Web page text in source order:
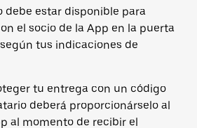
debe estar disponible para
el socio de la App en la puerta
tus indicaciones de
tu entrega con un código
deberá proporcionárselo al
al momento de recibir el